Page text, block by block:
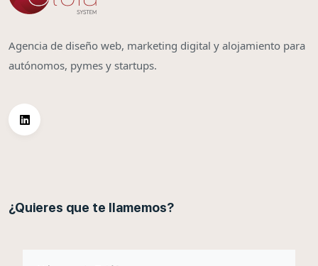
Agencia de diseño web, marketing digital y alojamiento para
autónomos, pymes y startups.
¿Quieres que te llamemos?